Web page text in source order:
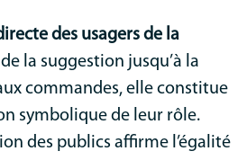
des usagers de la
de la suggestion jusqu’à la
commandes, elle constitue
symbolique de leur rôle.
des publics affirme l’égalité